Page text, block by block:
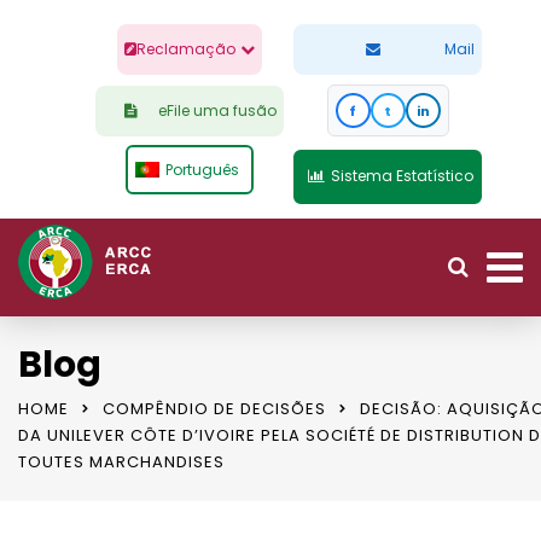
Mail
Reclamação
eFile uma fusão
Português
f t in
Sistema Estatístico
Blog
HOME COMPÊNDIO DE DECISÕES
DECISÃO:
DA UNILEVER CÔTE D’IVOIRE PELA SOCIÉTÉ DE DISTRIBUTION
TOUTES MARCHANDISES